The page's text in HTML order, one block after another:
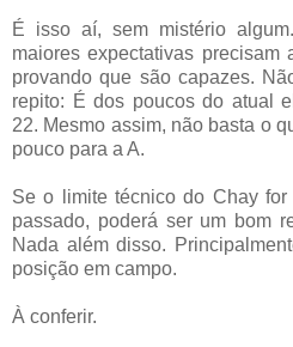
É isso aí, sem mistério
maiores expectativas precisam
provando que são capazes.
repito: É dos poucos do atual
22. Mesmo assim, não basta o
pouco para a A.
Se o limite técnico do Chay
passado, poderá ser um bom
Nada além disso.
posição em campo.
À conferir.